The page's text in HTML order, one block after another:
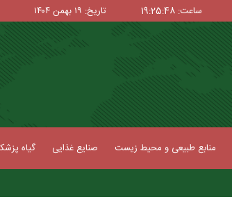
ساعت: 19:25:49 تاریخ: ۱۹ بهمن ۱۴۰۴
منابع طبیعی و محیط زیست صنایع غذایی گیاه